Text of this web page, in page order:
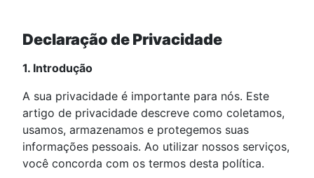
Declaração de Privacidade
1. Introdução
A sua privacidade é importante para nós. Este
artigo de privacidade descreve como coletamos,
usamos, armazenamos e protegemos suas
informações pessoais. Ao utilizar nossos serviços,
você concorda com os termos desta política.